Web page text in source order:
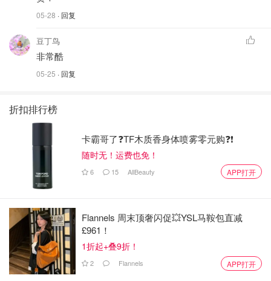
05-28 · 回复
豆丁鸟
非常酷
05-25 · 回复
折扣排行榜
卡霸哥了❓TF木质香身体喷雾零元购❓❗
随时无！运费也免！
6 15 AllBeauty APP打开
Flannels 周末顶奢闪促💥YSL马鞍包直减
£961！
1折起+叠9折！
2 Flannels APP打开